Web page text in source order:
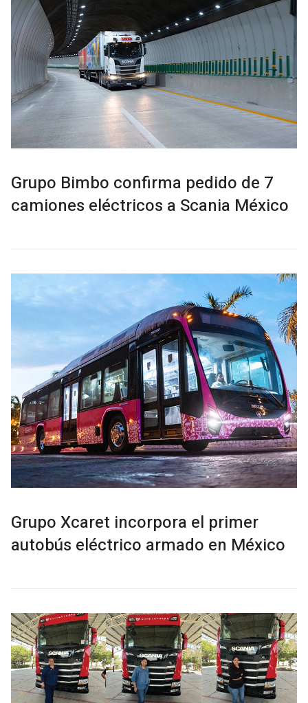
Grupo Bimbo confirma pedido de 7
camiones eléctricos a Scania México
Grupo Xcaret incorpora el primer
autobús eléctrico armado en México